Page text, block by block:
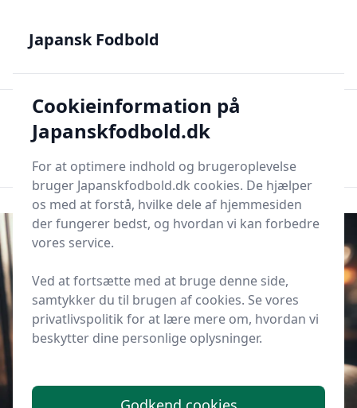
japanske talenter
Japansk Fodbold
Søg nu
Japansk Fodbold
Cookieinformation på
Japanskfodbold.dk
For at optimere indhold og brugeroplevelse
bruger Japanskfodbold.dk cookies. De hjælper
os med at forstå, hvilke dele af hjemmesiden
der fungerer bedst, og hvordan vi kan forbedre
vores service.
Ved at fortsætte med at bruge denne side,
samtykker du til brugen af cookies. Se vores
privatlivspolitik for at lære mere om, hvordan vi
beskytter dine personlige oplysninger.